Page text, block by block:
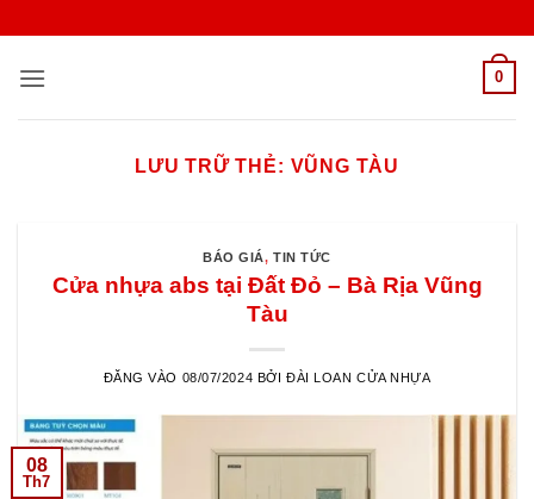
nội
0
LƯU TRỮ THẺ: VŨNG TÀU
BÁO GIÁ,TIN TỨC
Cửa nhựa abs tại Đất Đỏ – Bà Rịa Vũng
Tàu
ĐĂNG VÀO 08/07/2024 BỞI ĐÀI LOAN CỬA NHỰA
08
Th7